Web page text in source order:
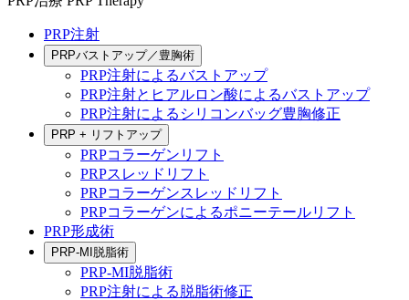
PRP注射
PRPバストアップ／豊胸術
PRP注射によるバストアップ
PRP注射とヒアルロン酸によるバストアップ
PRP注射によるシリコンバッグ豊胸修正
PRP + リフトアップ
PRPコラーゲンリフト
PRPスレッドリフト
PRPコラーゲンスレッドリフト
PRPコラーゲンによるポニーテールリフト
PRP形成術
PRP-MI脱脂術
PRP-MI脱脂術
PRP注射による脱脂術修正